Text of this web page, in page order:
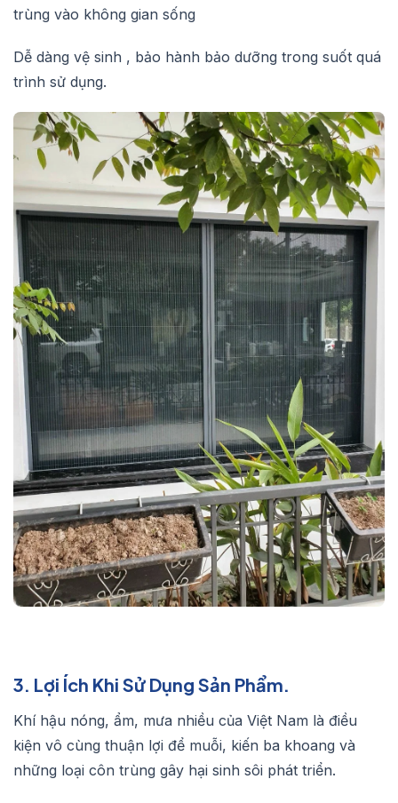
trùng vào không gian sống
Dễ dàng vệ sinh , bảo hành bảo dưỡng trong suốt quá
trình sử dụng.
3. Lợi Ích Khi Sử Dụng Sản Phẩm.
Khí hậu nóng, ẩm, mưa nhiều của Việt Nam là điều
kiện vô cùng thuận lợi để muỗi, kiến ba khoang và
những loại côn trùng gây hại sinh sôi phát triển.